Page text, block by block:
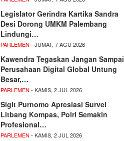
Legislator Gerindra Kartika Sandra
Desi Dorong UMKM Palembang
Lindungi…
PARLEMEN - JUMAT, 7 AGU 2026
Kawendra Tegaskan Jangan Sampai
Perusahaan Digital Global Untung
Besar,…
PARLEMEN - KAMIS, 2 JUL 2026
Sigit Purnomo Apresiasi Survei
Litbang Kompas, Polri Semakin
Profesional…
PARLEMEN - KAMIS, 2 JUL 2026